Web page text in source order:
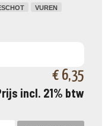
VUREN
€ 6,35
incl. 21% btw